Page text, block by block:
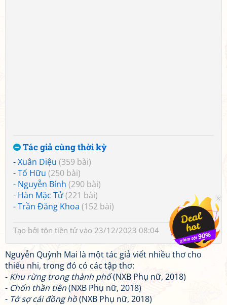
Tác giả cùng thời kỳ
-Xuân Diệu (359 bài)
-Tố Hữu (250 bài)
- Nguyễn Bính (290 bài)
- Hàn Mặc Tử(221 bài)
-Trần Đăng Khoa (152 bài)
Tạo bởi tôn tiền tửvào 23/12/2023 08:04
Nguyễn Quỳnh Mai là một tác giả viết nhiều thơ cho
thiếu nhi, trong đó có các tập thơ:
- Khu rừng trong thành phố(NXB Phụ nữ, 2018)
- Chốn thần tiên(NXB Phụ nữ, 2018)
- Tớ sợ cái đồng hồ(NXB Phụ nữ, 2018)